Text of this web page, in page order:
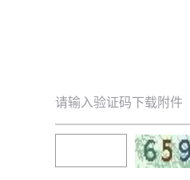
请输入验证码下载附件